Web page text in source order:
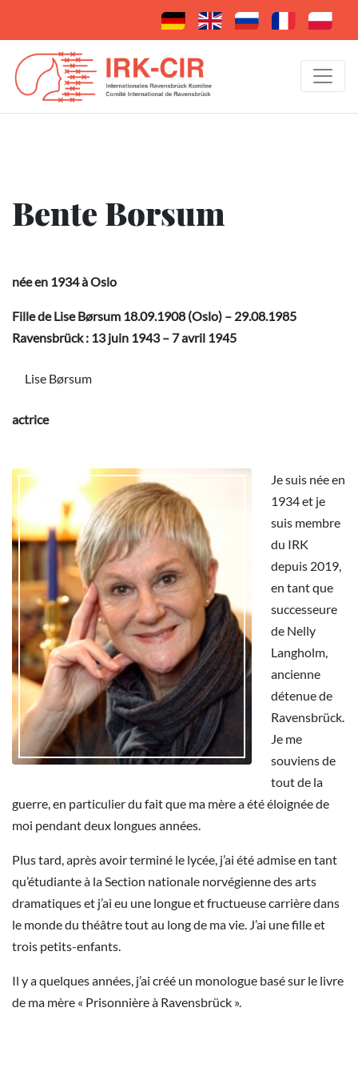
Bente Borsum
née en 1934 à Oslo
Fille de Lise Børsum 18.09.1908 (Oslo) – 29.08.1985
Ravensbrück : 13 juin 1943 – 7 avril 1945
Lise Børsum
actrice
Je suis née en
1934 et je
suis membre
du IRK
depuis 2019,
en tant que
successeure
de Nelly
Langholm,
ancienne
détenue de
Ravensbrück.
Je me
souviens de
tout de la
guerre, en particulier du fait que ma mère a été éloignée de
moi pendant deux longues années.
Plus tard, après avoir terminé le lycée, j’ai été admise en tant
qu’étudiante à la Section nationale norvégienne des arts
dramatiques et j’ai eu une longue et fructueuse carrière dans
le monde du théâtre tout au long de ma vie. J’ai une fille et
trois petits-enfants.
Il y a quelques années, j’ai créé un monologue basé sur le livre
de ma mère « Prisonnière à Ravensbrück ».